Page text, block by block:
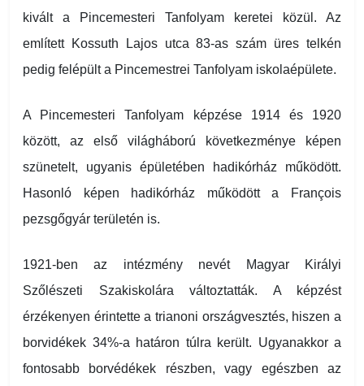
kivált a Pincemesteri Tanfolyam keretei közül. Az
említett Kossuth Lajos utca 83-as szám üres telkén
pedig felépült a Pincemestrei Tanfolyam iskolaépülete.
A Pincemesteri Tanfolyam képzése 1914 és 1920
között, az első világháború következménye képen
szünetelt, ugyanis épületében hadikórház működött.
Hasonló képen hadikórház működött a François
pezsgőgyár területén is.
1921-ben az intézmény nevét Magyar Királyi
Szőlészeti Szakiskolára változtatták. A képzést
érzékenyen érintette a trianoni országvesztés, hiszen a
borvidékek 34%-a határon túlra került. Ugyanakkor a
fontosabb borvédékek részben, vagy egészben az